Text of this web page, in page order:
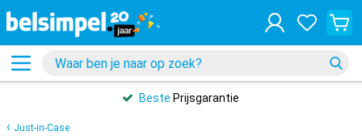
Beste Prijsgarantie
Just-in-Case